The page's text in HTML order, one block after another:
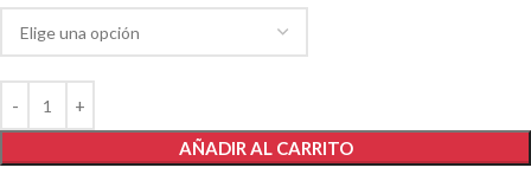
AÑADIR AL CARRITO